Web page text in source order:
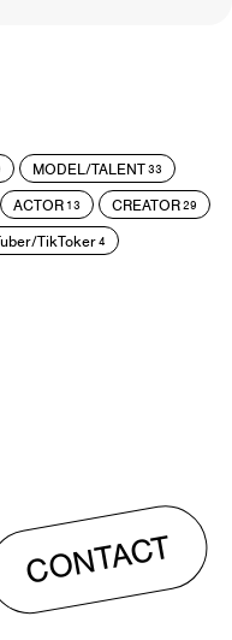
MODEL/TALENT33
ACTOR 13 CREATOR29
TikToker4
CONTACT